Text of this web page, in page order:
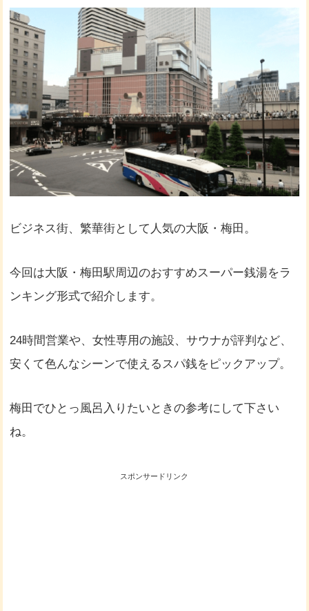
ビジネス街、繁華街として人気の大阪・梅田。
今回は大阪・梅田駅周辺のおすすめスーパー銭湯をラ
ンキング形式で紹介します。
24時間営業や、女性専用の施設、サウナが評判など、
安くて色んなシーンで使えるスパ銭をピックアップ。
梅田でひとっ風呂入りたいときの参考にして下さい
ね。
スポンサードリンク